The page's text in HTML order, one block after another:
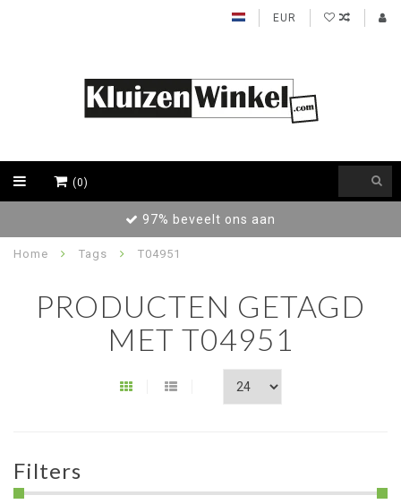
EUR
(0)
97% beveelt ons aan
Home Tags T04951
PRODUCTEN GETAGD
MET T04951
Filters